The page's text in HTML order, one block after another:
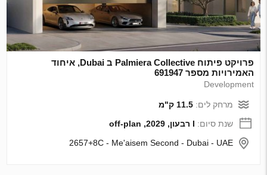
פרויקט פיתוח Palmiera Collective ב Dubai, איחוד
האמירויות מספר 691947
Development
מרחק לים:11.5 ק"מ
שנת סיום: I רבעון, 2029, off-plan
2657+8C - Me'aisem Second - Dubai - UAE